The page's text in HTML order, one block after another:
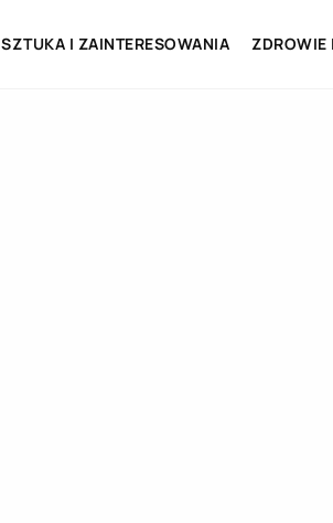
SZTUKA I ZAINTERESOWANIA ZDROWIE